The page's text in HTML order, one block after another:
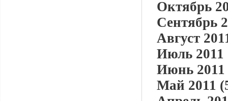
Октябрь
Сентябрь
Август
Июль 2011
Июнь 2011
Май 2011